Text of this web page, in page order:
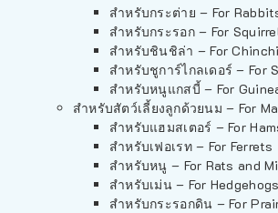
สำหรับกระต่าย – For
สำหรับกระรอก – For
สำหรับชินชิล่า – For
สำหรับชูการ์ไกลเดอร์ – For
สำหรับหนูแกสบี้ – For
สำหรับสัตว์เลี้ยงลูกด้วยนม – For
สำหรับแฮมสเตอร์ – For
สำหรับเฟอเรท – For Ferrets
สำหรับหนู – For Rats and
สำหรับเม่น – For Hedgehogs
สำหรับกระรอกดิน – For